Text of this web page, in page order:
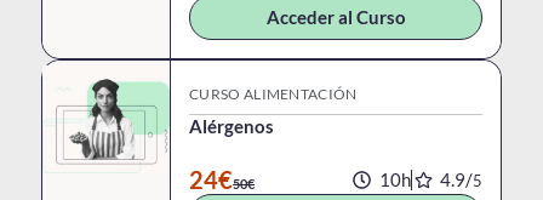
Acceder al Curso
CURSO ALIMENTACIÓN
Alérgenos
24€50€ 10h 4.9/5